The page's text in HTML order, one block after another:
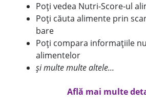
Poți vedea Nutri-Score-ul
Poți căuta alimente prin
bare
Poți compara informațiile
alimentelor
și multe multe altele...
Află mai multe